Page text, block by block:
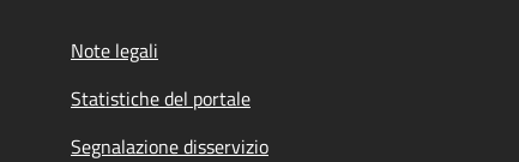
Note legali
Statistiche del portale
Segnalazione disservizio